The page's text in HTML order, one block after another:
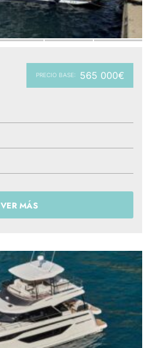
PRECIO BASE: 565 000€
VER MÁS